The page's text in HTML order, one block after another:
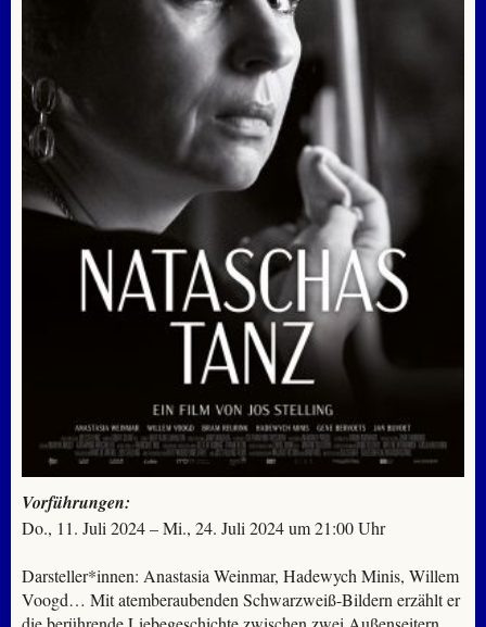
Vorführungen:
Do., 11. Juli 2024 – Mi., 24. Juli 2024 um 21:00 Uhr
Darsteller*innen: Anastasia Weinmar, Hadewych Minis, Willem
Voogd… Mit atemberaubenden Schwarzweiß-Bildern erzählt er